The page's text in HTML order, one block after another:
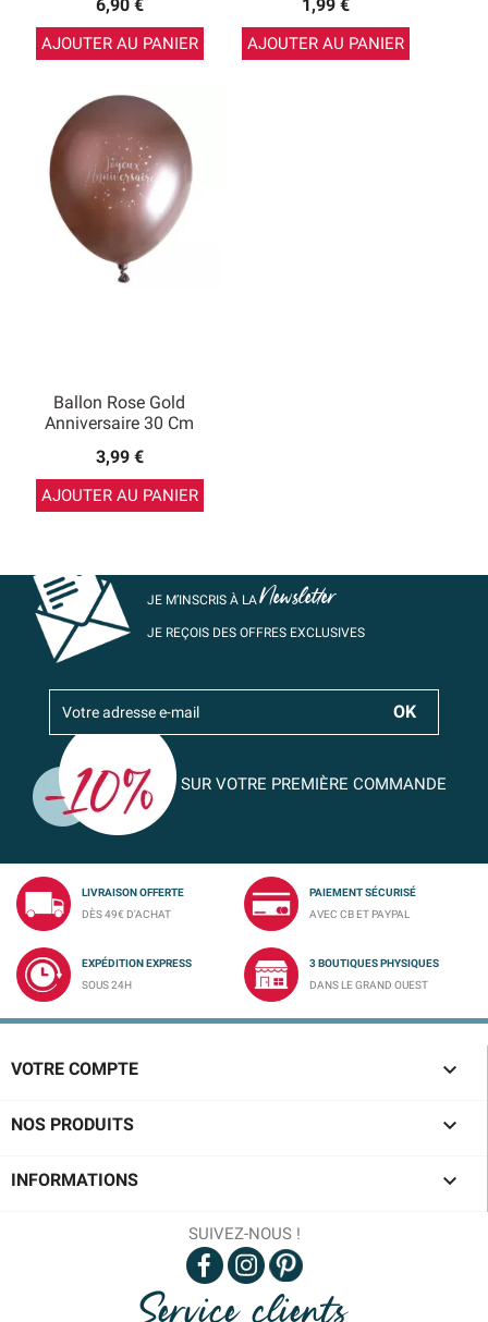
6,90 €
AJOUTER AU PANIER
1,99 €
AJOUTER AU PANIER
Ballon Rose Gold
Anniversaire 30 Cm
3,99 €
AJOUTER AU PANIER
JE M’INSCRIS À LANewsletter
JE REÇOIS DES OFFRES EXCLUSIVES
SUR VOTRE PREMIÈRE COMMANDE
LIVRAISON OFFERTE
DÈS 49€ D'ACHAT
PAIEMENT SÉCURISÉ
AVEC CB ET PAYPAL
EXPÉDITION EXPRESS
SOUS 24H
3 BOUTIQUES PHYSIQUES
DANS LE GRAND OUEST
VOTRE COMPTE 
NOS PRODUITS 
INFORMATIONS 
SUIVEZ-NOUS !